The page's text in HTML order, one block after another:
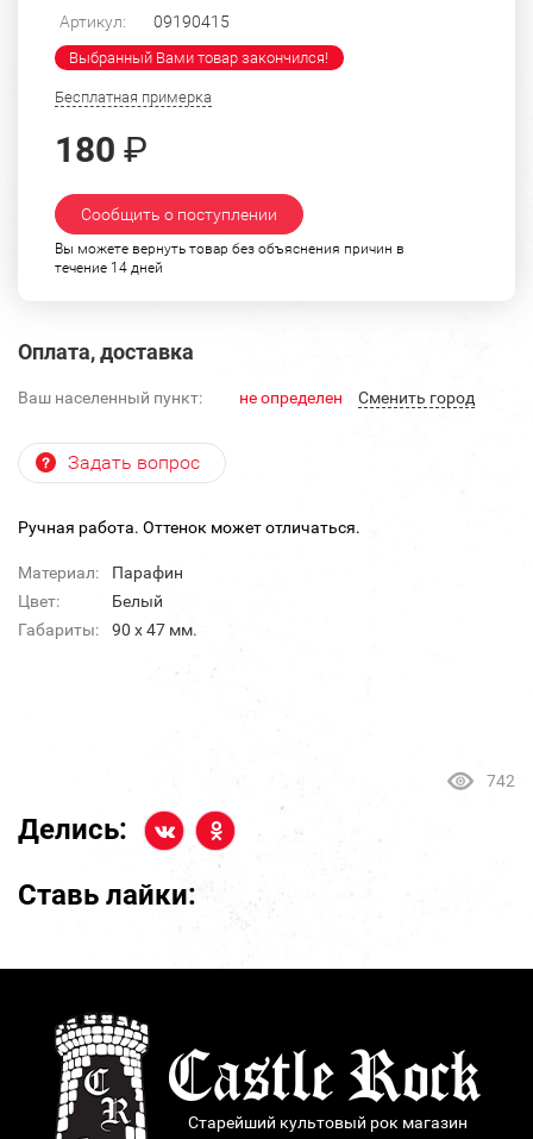
Артикул: 09190415
Выбранный Вами товар закончился!
Бесплатная примерка
180 ₽
Сообщить о поступлении
Вы можете вернуть товар без объяснения причин в
течение 14 дней
Оплата, доставка
Ваш населенный пункт: не определен Cменить город
Задать вопрос
Ручная работа. Оттенок может отличаться.
Материал:
Парафин
Цвет:
Белый
Габариты:
90 x 47 мм.
742
Делись:
Ставь лайки:
Старейший культовый рок магазин